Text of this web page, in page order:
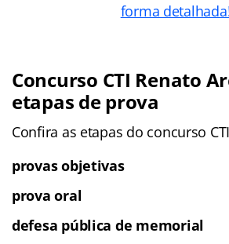
forma
Concurso CTI Renato
etapas de prova
Confira as etapas do concurso
provas objetivas
prova oral
defesa pública de memorial